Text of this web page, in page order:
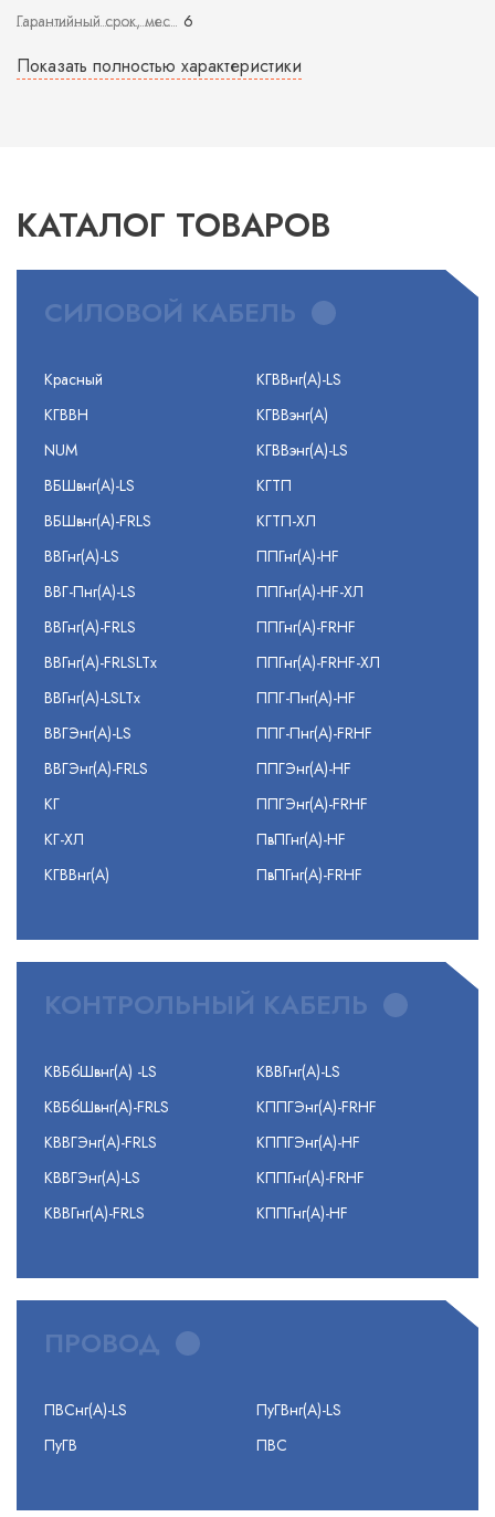
Гарантийный срок, мес
6
Показать полностью характеристики
КАТАЛОГ ТОВАРОВ
СИЛОВОЙ КАБЕЛЬ
Красный
КГВВН
NUM
ВБШвнг(А)-LS
ВБШвнг(А)-FRLS
ВВГнг(А)-LS
ВВГ-Пнг(А)-LS
ВВГнг(А)-FRLS
ВВГнг(А)-FRLSLTx
ВВГнг(А)-LSLTx
ВВГЭнг(А)-LS
ВВГЭнг(А)-FRLS
КГ
КГ-ХЛ
КГВВнг(А)
КГВВнг(А)-LS
КГВВэнг(А)
КГВВэнг(А)-LS
КГТП
КГТП-ХЛ
ППГнг(А)-HF
ППГнг(А)-HF-ХЛ
ППГнг(А)-FRHF
ППГнг(А)-FRHF-ХЛ
ППГ-Пнг(А)-HF
ППГ-Пнг(А)-FRHF
ППГЭнг(А)-HF
ППГЭнг(А)-FRHF
ПвПГнг(А)-HF
ПвПГнг(А)-FRHF
КОНТРОЛЬНЫЙ КАБЕЛЬ
КВБбШвнг(А) -LS
КВБбШвнг(А)-FRLS
КВВГЭнг(А)-FRLS
КВВГЭнг(А)-LS
КВВГнг(А)-FRLS
КВВГнг(А)-LS
КППГЭнг(А)-FRHF
КППГЭнг(А)-HF
КППГнг(А)-FRHF
КППГнг(А)-HF
ПРОВОД
ПВСнг(А)-LS
ПуГВ
ПуГВнг(А)-LS
ПВС